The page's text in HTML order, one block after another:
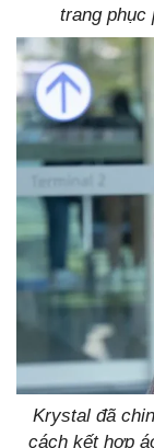
trang phục
Krystal đã
cách kết hợp